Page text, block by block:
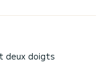
deux doigts